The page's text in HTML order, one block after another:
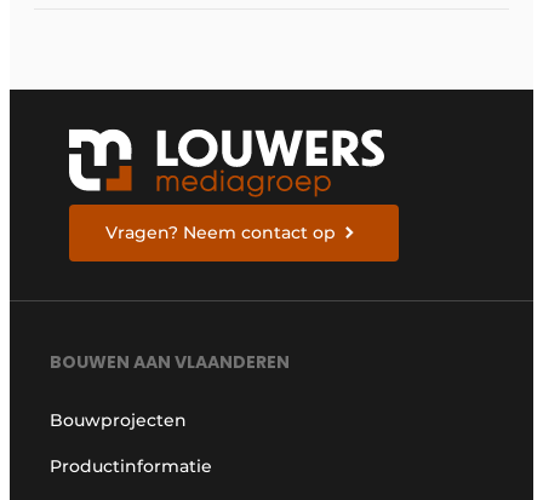
Vragen? Neem contact op
BOUWEN AAN VLAANDEREN
Bouwprojecten
Productinformatie